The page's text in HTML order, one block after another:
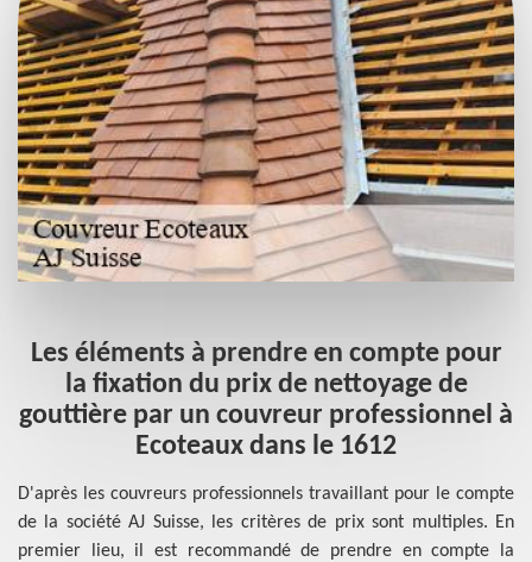
Les éléments à prendre en compte pour
la fixation du prix de nettoyage de
gouttière par un couvreur professionnel à
Ecoteaux dans le 1612
D'après les couvreurs professionnels travaillant pour le compte
de la société AJ Suisse, les critères de prix sont multiples. En
premier lieu, il est recommandé de prendre en compte la